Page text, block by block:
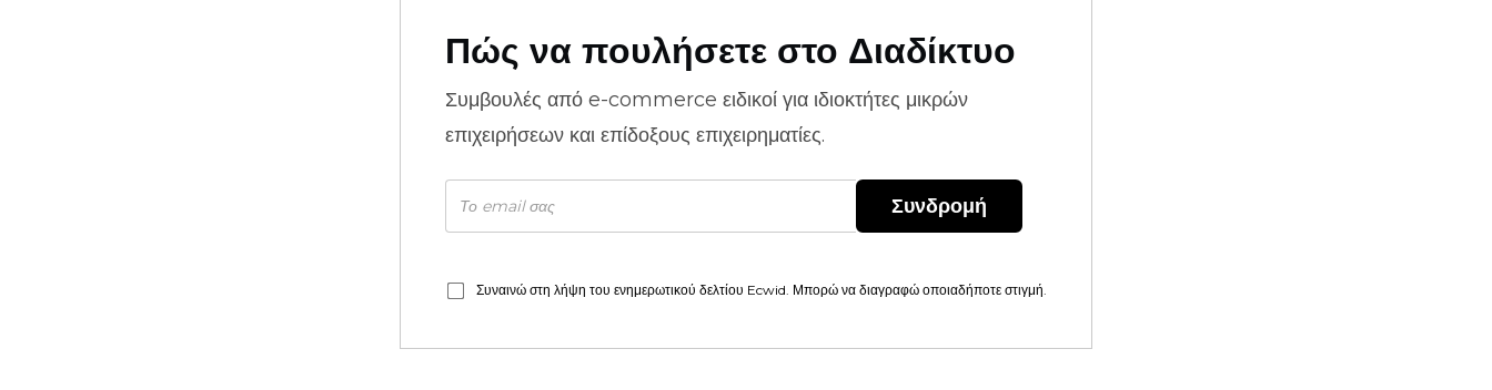
Πώς να πουλήσετε στο Διαδίκτυο
Συμβουλές από e-commerce ειδικοί για ιδιοκτήτες μικρών
επιχειρήσεων και επίδοξους επιχειρηματίες.
Συνδρομή
Συναινώ στη λήψη του ενημερωτικού δελτίου Ecwid. Μπορώ να διαγραφώ οποιαδήποτε στιγμή.